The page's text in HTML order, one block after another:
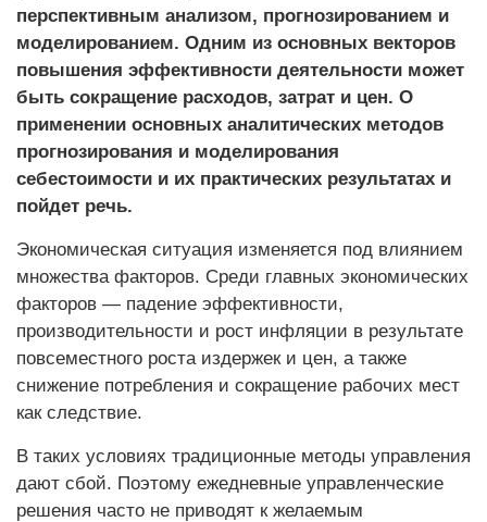
перспективным анализом, прогнозированием и
моделированием. Одним из основных векторов
повышения эффективности деятельности может
быть сокращение расходов, затрат и цен. О
применении основных аналитических методов
прогнозирования и моделирования
себестоимости и их практических результатах и
пойдет речь.
Экономическая ситуация изменяется под влиянием
множества факторов. Среди главных экономических
факторов — падение эффективности,
производительности и рост инфляции в результате
повсеместного роста издержек и цен, а также
снижение потребления и сокращение рабочих мест
как следствие.
В таких условиях традиционные методы управления
дают сбой. Поэтому ежедневные управленческие
решения часто не приводят к желаемым